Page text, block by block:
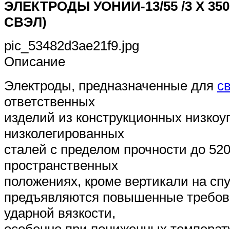
ЭЛЕКТРОДЫ УОНИИ-13/55 /3 X
СВЭЛ)
pic_53482d3ae21f9.jpg
Описание
Электроды, предназначенные для
ответственных
изделий из конструкционных
низколегированных
сталей с пределом прочности до
пространственных
положениях, кроме вертикали на
предъявляются повышенные
ударной вязкости,